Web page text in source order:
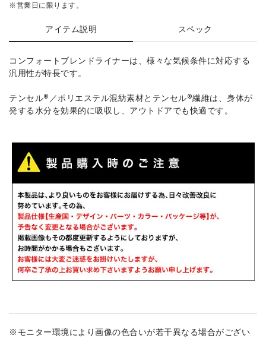
※営業日に限ります。
アイテム説明 スペック
コンフォートブレンドライナーは、様々な気候条件に対応する
汎用性が特長です。
テンセル®／ポリエステル混紡素材とテンセル®繊維は、身体が
発する水分を効果的に吸収し、アウトドアでも快適です。
※モニター環境により画像の色合いが若干異なる場合がござい